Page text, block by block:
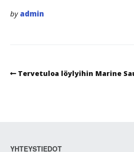
by admin
Tervetuloa löylyihin Marine
YHTEYSTIEDOT